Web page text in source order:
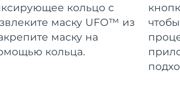
кольцо с
маску UFO™ из
маску на
кольца.